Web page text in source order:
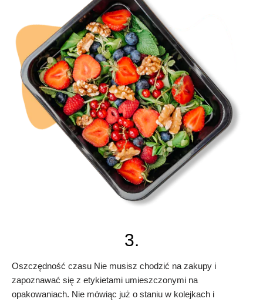
3.
Oszczędność czasu Nie musisz chodzić na zakupy i
zapoznawać się z etykietami umieszczonymi na
opakowaniach. Nie mówiąc już o staniu w kolejkach i